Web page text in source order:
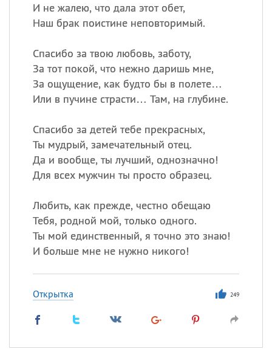
И не жалею, что дала этот обет,
Наш брак поистине неповторимый.
Спасибо за твою любовь, заботу,
За тот покой, что нежно даришь мне,
За ощущение, как будто бы в полете…
Или в пучине страсти… Там, на глубине.
Спасибо за детей тебе прекрасных,
Ты мудрый, замечательный отец.
Да и вообще, ты лучший, однозначно!
Для всех мужчин ты просто образец.
Любить, как прежде, честно обещаю
Тебя, родной мой, только одного.
Ты мой единственный, я точно это знаю!
И больше мне не нужно никого!
Открытка 249